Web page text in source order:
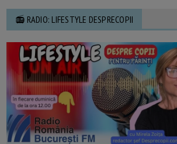
📻 RADIO: LIFESTYLE DESPRECOPII